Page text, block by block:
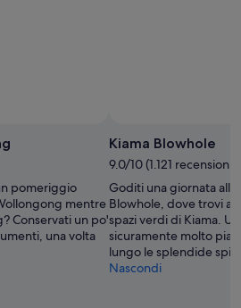
pomeriggio
mentre
Conservati un po'
una volta
Kiama Blowhole
9.0/10 (1.121 recensioni)
Goditi una giornata
Blowhole, dove trovi
spazi verdi di Kiama.
sicuramente molto
lungo le splendide
Nascondi